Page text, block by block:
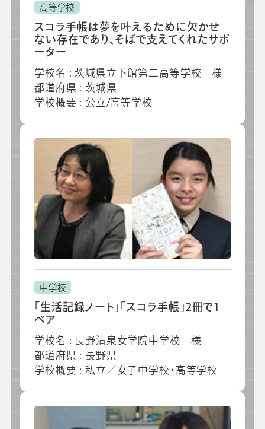
高等学校
スコラ手帳は夢を叶えるために欠かせ
ない存在であり、そばで支えてくれたサポ
ーター
学校名 : 茨城県立下館第二高等学校 様
都道府県 : 茨城県
学校概要 : 公立/高等学校
中学校
「生活記録ノート」「スコラ手帳」2冊で1
ペア
学校名 : 長野清泉女学院中学校 様
都道府県 : 長野県
学校概要 : 私立／女子中学校・高等学校